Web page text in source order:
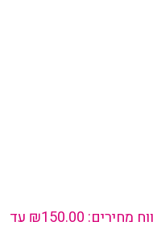
טווח מחירים: ⁦₪150.00⁩ עד